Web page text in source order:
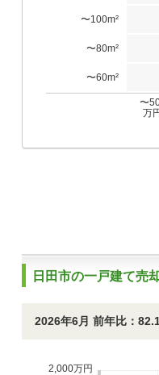
〜100m²
〜80m²
〜60m²
〜
万
日田市の一戸建て売
2026年6月 前年比：
2,000万円